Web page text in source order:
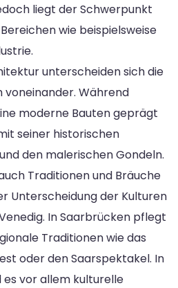
liegt der Schwerpunkt
wie beispielsweise
unterscheiden sich die
Während
moderne Bauten geprägt
seiner historischen
den malerischen Gondeln.
Traditionen und Bräuche
Unterscheidung der Kulturen
In Saarbrücken pflegt
Traditionen wie das
oder den Saarspektakel. In
es vor allem kulturelle